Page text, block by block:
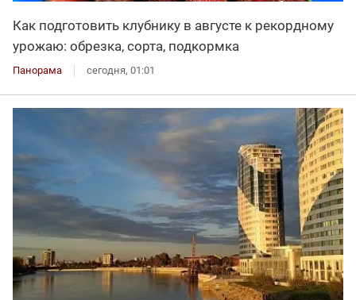
Как подготовить клубнику в августе к рекордному
урожаю: обрезка, сорта, подкормка
Панорама сегодня, 01:01